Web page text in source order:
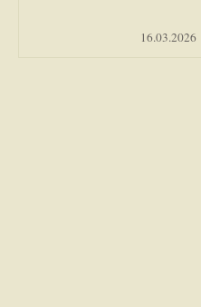
16.03.2026